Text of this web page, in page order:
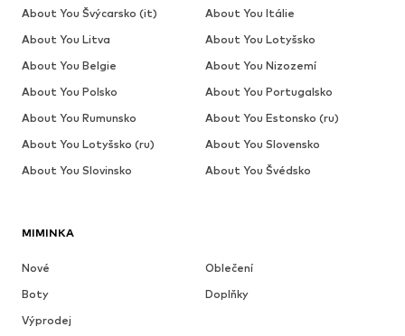
MIMINKA
Nové
Oblečení
Boty
Doplňky
Výprodej
About You Švýcarsko (it)
About You Itálie
About You Litva
About You Lotyšsko
About You Belgie
About You Nizozemí
About You Polsko
About You Portugalsko
About You Rumunsko
About You Estonsko (ru)
About You Lotyšsko (ru)
About You Slovensko
About You Slovinsko
About You Švédsko